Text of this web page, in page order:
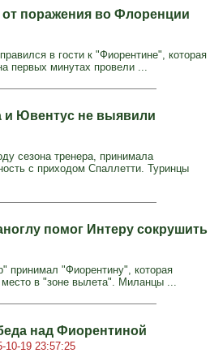
поражения во Флоренции
в гости к "Фиорентине", которая
первых минутах провели ...
и Ювентус не выявили
сезона тренера, принимала
с приходом Спаллетти. Туринцы
помог Интеру сокрушить
принимал "Фиорентину", которая
место в "зоне вылета". Миланцы ...
над Фиорентиной
10-19 23:57:25